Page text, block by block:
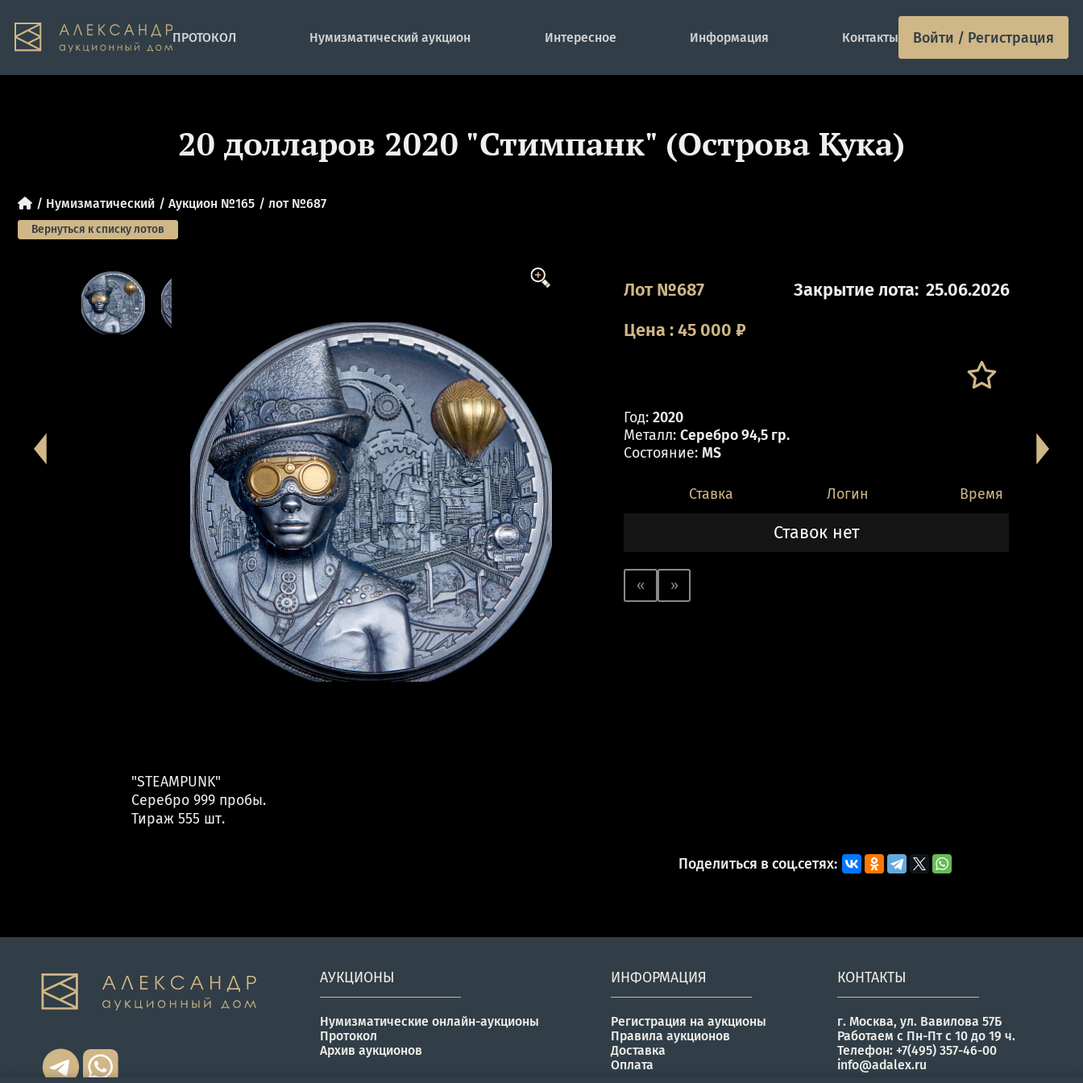
ПРОТОКОЛ Нумизматический аукцион Интересное Информация Контакты Войти / Регистрация
20 долларов 2020 "Стимпанк" (Острова Кука)
Нумизматический Аукцион №165 лот №687
Вернуться к списку лотов
Лот №687 Закрытие лота: 25.06.2026
Цена:45 000 ₽
Год: 2020
Металл: Серебро 94,5 гр.
Состояние: MS
Ставка Логин Время
Ставок нет
« »
"STEAMPUNK"
Серебро 999 пробы.
Тираж 555 шт.
Поделиться в соц.сетях:
АУКЦИОНЫ
Нумизматические онлайн-аукционы
Протокол
Архив аукционов
ИНФОРМАЦИЯ
Регистрация на аукционы
Правила аукционов
Доставка
Оплата
КОНТАКТЫ
г. Москва, ул. Вавилова 57Б
Работаем с Пн-Пт с 10 до 19 ч.
Телефон: +7(495) 357-46-00
info@adalex.ru